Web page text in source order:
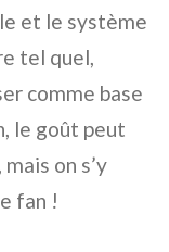
et le système
tel quel,
comme base
le goût peut
on s’y
fan !